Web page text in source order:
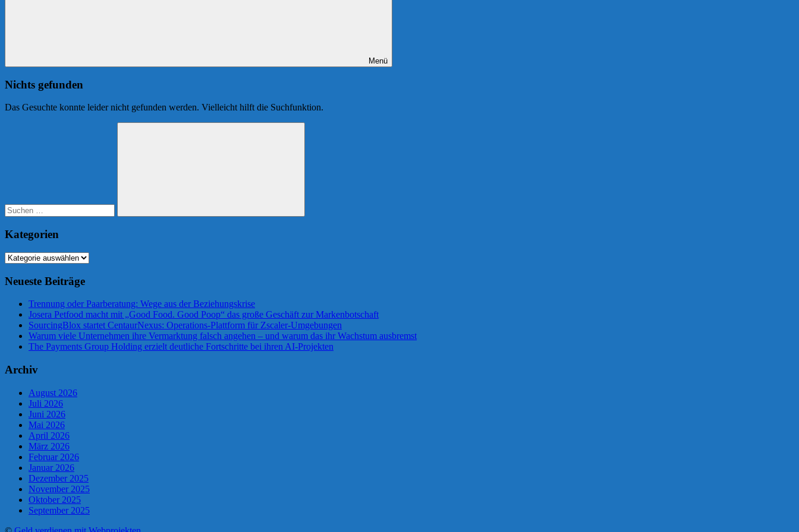
Menü
Nichts gefunden
Das Gesuchte konnte leider nicht gefunden werden. Vielleicht hilft die Suchfunktion.
Suchen
Kategorien
Kategorien
Neueste Beiträge
Trennung oder Paarberatung: Wege aus der Beziehungskrise
Josera Petfood macht mit „Good Food. Good Poop“ das große Geschäft zur Markenbotschaft
SourcingBlox startet CentaurNexus: Operations-Plattform für Zscaler-Umgebungen
Warum viele Unternehmen ihre Vermarktung falsch angehen – und warum das ihr Wachstum ausbremst
The Payments Group Holding erzielt deutliche Fortschritte bei ihren AI-Projekten
Archiv
August 2026
Juli 2026
Juni 2026
Mai 2026
April 2026
März 2026
Februar 2026
Januar 2026
Dezember 2025
November 2025
Oktober 2025
September 2025